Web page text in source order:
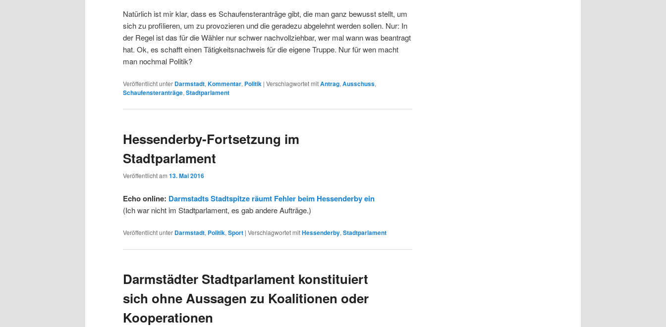
Natürlich ist mir klar, dass es Schaufensteranträge gibt, die man ganz bewusst stellt, um
sich zu profilieren, um zu provozieren und die geradezu abgelehnt werden sollen. Nur: In
der Regel ist das für die Wähler nur schwer nachvollziehbar, wer mal wann was beantragt
hat. Ok, es schafft einen Tätigkeitsnachweis für die eigene Truppe. Nur für wen macht
man nochmal Politik?
Veröffentlicht unter Darmstadt, Kommentar, Politik | Verschlagwortet mitAntrag, Ausschuss,
Schaufensteranträge, Stadtparlament
Hessenderby-Fortsetzung im
Stadtparlament
Veröffentlicht am 13. Mai 2016
Echo online: Darmstadts Stadtspitze räumt Fehler beim Hessenderby ein
(Ich war nicht im Stadtparlament, es gab andere Aufträge.)
Veröffentlicht unter Darmstadt, Politik, Sport | Verschlagwortet mitHessenderby, Stadtparlament
Darmstädter Stadtparlament konstituiert
sich ohne Aussagen zu Koalitionen oder
Kooperationen